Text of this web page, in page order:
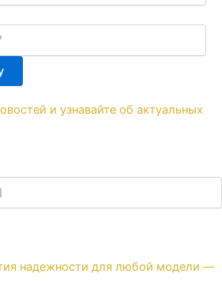
и узнавайте об актуальных
надежности для любой модели —